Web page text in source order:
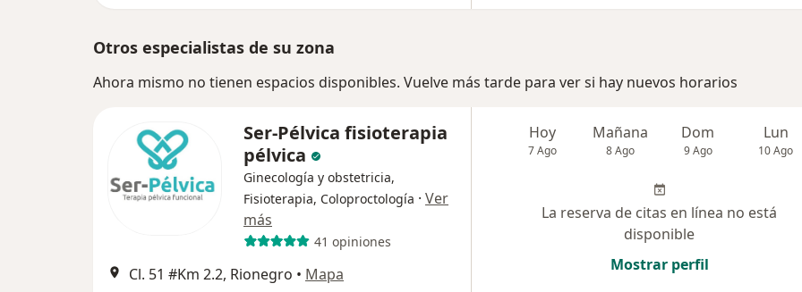
Otros especialistas de su zona
Ahora mismo no tienen espacios disponibles. Vuelve más tarde para ver si hay nuevos horarios
Ser-Pélvica fisioterapia
pélvica
Ginecología y obstetricia,
Fisioterapia, Coloproctología · Ver
más
41 opiniones
Cl. 51 #Km 2.2, Rionegro • Mapa
Hoy
7 Ago
Mañana
8 Ago
Dom
9 Ago
Lun
10 Ago
La reserva de citas en línea no está
disponible
Mostrar perfil